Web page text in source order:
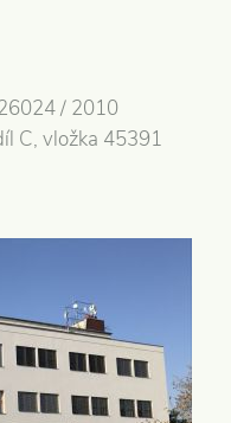
/ 2010
C, vložka 45391